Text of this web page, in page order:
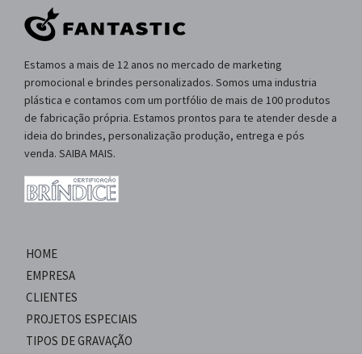
Estamos a mais de 12 anos no mercado de marketing
promocional e brindes personalizados. Somos uma industria
plástica e contamos com um portfólio de mais de 100 produtos
de fabricação própria. Estamos prontos para te atender desde a
ideia do brindes, personalização produção, entrega e pós
venda. SAIBA MAIS.
HOME
EMPRESA
CLIENTES
PROJETOS ESPECIAIS
TIPOS DE GRAVAÇÃO